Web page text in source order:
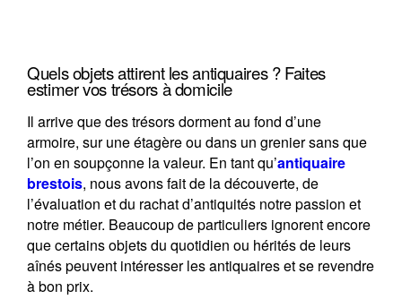
Service de débarras
À propos
Contact
Contact
Quels objets attirent les antiquaires ? Faites
estimer vos trésors à domicile
Il arrive que des trésors dorment au fond d’une
armoire, sur une étagère ou dans un grenier sans que
l’on en soupçonne la valeur. En tant qu’antiquaire
brestois, nous avons fait de la découverte, de
l’évaluation et du rachat d’antiquités notre passion et
notre métier. Beaucoup de particuliers ignorent encore
que certains objets du quotidien ou hérités de leurs
aînés peuvent intéresser les antiquaires et se revendre
à bon prix.